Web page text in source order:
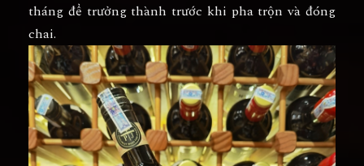
tháng để trưởng thành trước khi pha trộn và đóng
chai.